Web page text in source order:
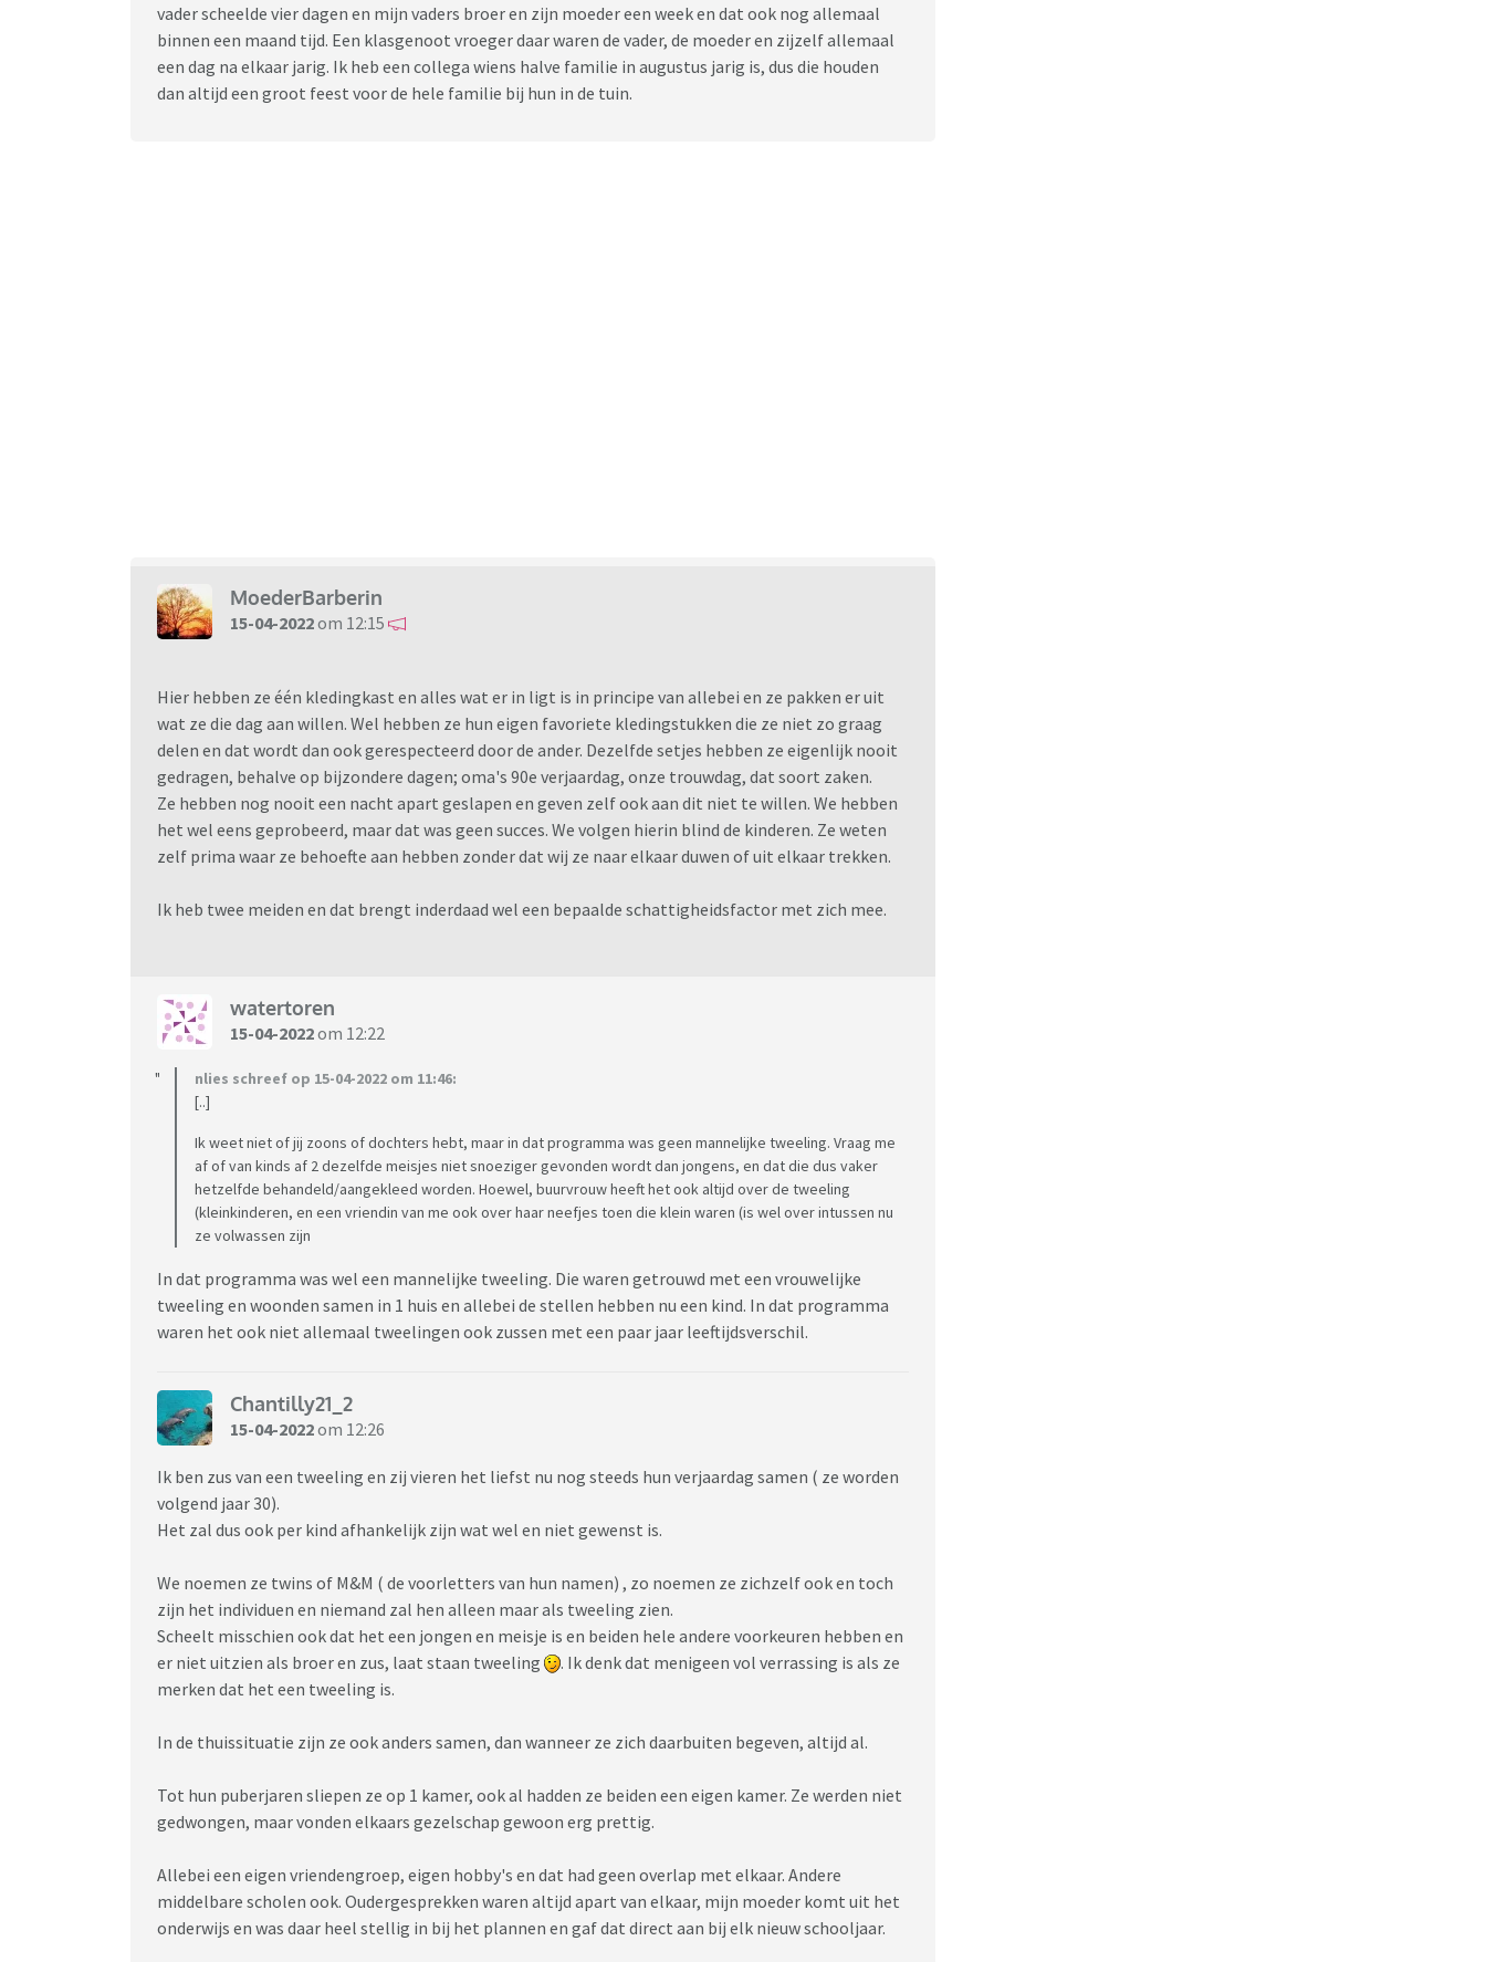
vader scheelde vier dagen en mijn vaders broer en zijn moeder een week en dat ook nog allemaal
binnen een maand tijd. Een klasgenoot vroeger daar waren de vader, de moeder en zijzelf allemaal
een dag na elkaar jarig. Ik heb een collega wiens halve familie in augustus jarig is, dus die houden
dan altijd een groot feest voor de hele familie bij hun in de tuin.
MoederBarberin
15-04-2022om 12:15
Hier hebben ze één kledingkast en alles wat er in ligt is in principe van allebei en ze pakken er uit
wat ze die dag aan willen. Wel hebben ze hun eigen favoriete kledingstukken die ze niet zo graag
delen en dat wordt dan ook gerespecteerd door de ander. Dezelfde setjes hebben ze eigenlijk nooit
gedragen, behalve op bijzondere dagen; oma's 90e verjaardag, onze trouwdag, dat soort zaken.
Ze hebben nog nooit een nacht apart geslapen en geven zelf ook aan dit niet te willen. We hebben
het wel eens geprobeerd, maar dat was geen succes. We volgen hierin blind de kinderen. Ze weten
zelf prima waar ze behoefte aan hebben zonder dat wij ze naar elkaar duwen of uit elkaar trekken.
Ik heb twee meiden en dat brengt inderdaad wel een bepaalde schattigheidsfactor met zich mee.
watertoren
15-04-2022om 12:22
nlies schreef op 15-04-2022 om 11:46:
[..]
Ik weet niet of jij zoons of dochters hebt, maar in dat programma was geen mannelijke tweeling. Vraag me
af of van kinds af 2 dezelfde meisjes niet snoeziger gevonden wordt dan jongens, en dat die dus vaker
hetzelfde behandeld/aangekleed worden. Hoewel, buurvrouw heeft het ook altijd over de tweeling
(kleinkinderen, en een vriendin van me ook over haar neefjes toen die klein waren (is wel over intussen nu
ze volwassen zijn
In dat programma was wel een mannelijke tweeling. Die waren getrouwd met een vrouwelijke
tweeling en woonden samen in 1 huis en allebei de stellen hebben nu een kind. In dat programma
waren het ook niet allemaal tweelingen ook zussen met een paar jaar leeftijdsverschil.
Chantilly21_2
15-04-2022om 12:26
Ik ben zus van een tweeling en zij vieren het liefst nu nog steeds hun verjaardag samen ( ze worden
volgend jaar 30).
Het zal dus ook per kind afhankelijk zijn wat wel en niet gewenst is.
We noemen ze twins of M&M ( de voorletters van hun namen) , zo noemen ze zichzelf ook en toch
zijn het individuen en niemand zal hen alleen maar als tweeling zien.
Scheelt misschien ook dat het een jongen en meisje is en beiden hele andere voorkeuren hebben en
er niet uitzien als broer en zus, laat staan tweeling
. Ik denk dat menigeen vol verrassing is als ze
merken dat het een tweeling is.
In de thuissituatie zijn ze ook anders samen, dan wanneer ze zich daarbuiten begeven, altijd al.
Tot hun puberjaren sliepen ze op 1 kamer, ook al hadden ze beiden een eigen kamer. Ze werden niet
gedwongen, maar vonden elkaars gezelschap gewoon erg prettig.
Allebei een eigen vriendengroep, eigen hobby's en dat had geen overlap met elkaar. Andere
middelbare scholen ook. Oudergesprekken waren altijd apart van elkaar, mijn moeder komt uit het
onderwijs en was daar heel stellig in bij het plannen en gaf dat direct aan bij elk nieuw schooljaar.